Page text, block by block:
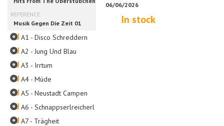
In stock
A1 - Disco Schreddern
A2 - Jung Und Blau
A3 - Irrtum
A4 - Müde
A5 - Neustadt Campen
A6 - Schnappserlreicherl
A7 - Trägheit